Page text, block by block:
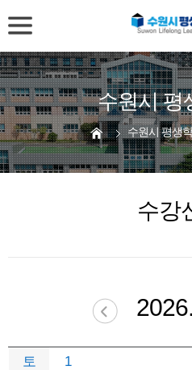
수원시 평
수원시 평생
수강
토
1